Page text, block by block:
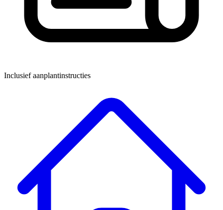
Inclusief aanplantinstructies